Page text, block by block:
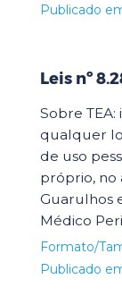
Publicado
Leis nº
Sobre
qualquer
de uso
próprio, no
Guarulhos
Médico
Formato/
Publicado